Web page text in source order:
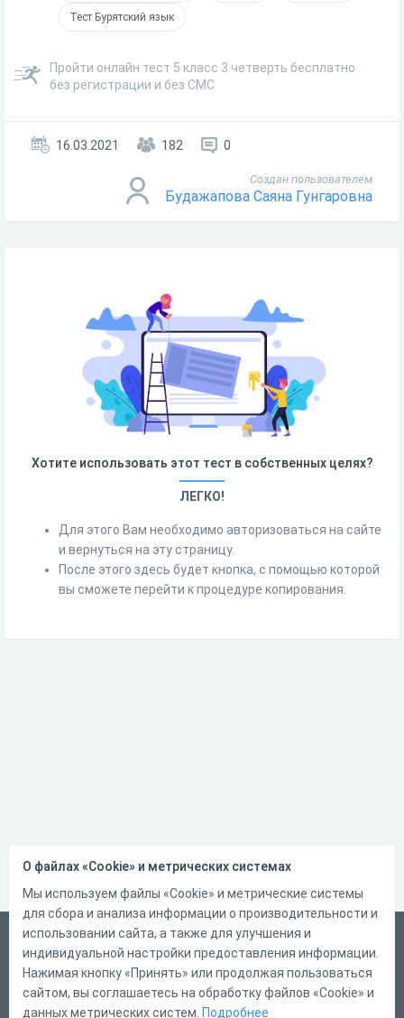
Тест Бурятский язык
Пройти онлайн тест 5 класс 3 четверть бесплатно
без регистрации и без СМС
16.03.2021 182 0
Создан пользователем
Будажапова Саяна Гунгаровна
Хотите использовать этот тест в собственных целях?
ЛЕГКО!
Для этого Вам необходимо авторизоваться на сайте
и вернуться на эту страницу.
После этого здесь будет кнопка, с помощью которой
вы сможете перейти к процедуре копирования.
Русский
Справка
Форма обратной связи
О файлах «Cookie» и метрических системах
Мы используем файлы «Cookie» и метрические системы
для сбора и анализа информации о производительности и
использовании сайта, а также для улучшения и
индивидуальной настройки предоставления информации.
Нажимая кнопку «Принять» или продолжая пользоваться
сайтом, вы соглашаетесь на обработку файлов «Cookie» и
данных метрических систем. Подробнее